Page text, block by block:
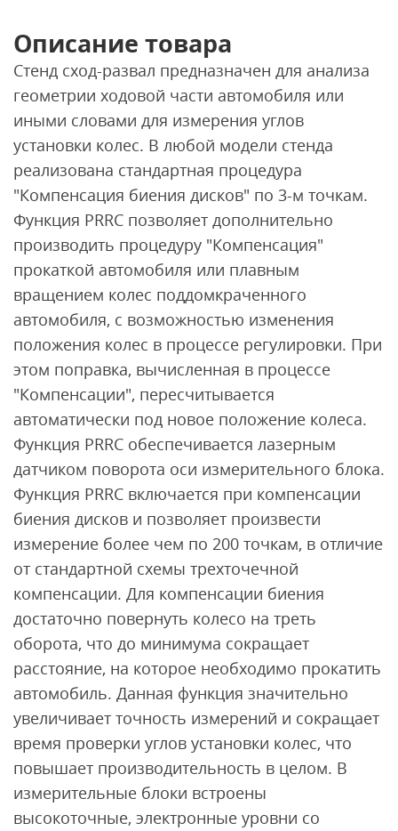
Описание товара
Стенд сход-развал предназначен для анализа
геометрии ходовой части автомобиля или
иными словами для измерения углов
установки колес. В любой модели стенда
реализована стандартная процедура
"Компенсация биения дисков" по 3-м точкам.
Функция PRRC позволяет дополнительно
производить процедуру "Компенсация"
прокаткой автомобиля или плавным
вращением колес поддомкраченного
автомобиля, с возможностью изменения
положения колес в процессе регулировки. При
этом поправка, вычисленная в процессе
"Компенсации", пересчитывается
автоматически под новое положение колеса.
Функция PRRC обеспечивается лазерным
датчиком поворота оси измерительного блока.
Функция PRRC включается при компенсации
биения дисков и позволяет произвести
измерение более чем по 200 точкам, в отличие
от стандартной схемы трехточечной
компенсации. Для компенсации биения
достаточно повернуть колесо на треть
оборота, что до минимума сокращает
расстояние, на которое необходимо прокатить
автомобиль. Данная функция значительно
увеличивает точность измерений и сокращает
время проверки углов установки колес, что
повышает производительность в целом. В
измерительные блоки встроены
высокоточные, электронные уровни со